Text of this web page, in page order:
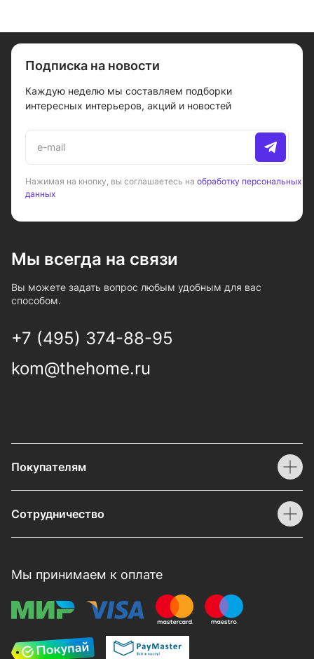
Подписка на новости
Каждую неделю мы составляем подборки
интересных интерьеров, акций и новостей
Нажимая на кнопку, вы соглашаетесь на обработку персональных
данных
Мы всегда на связи
Вы можете задать вопрос любым удобным для вас
способом.
+7 (495) 374-88-95
kom@thehome.ru
Покупателям
Сотрудничество
Мы принимаем к оплате